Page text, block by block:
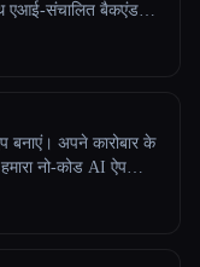
एआई-संचालित बैकएंड
अपने कारोबार के
नो-कोड AI ऐप
ऐप्लिकेशन बनाने की